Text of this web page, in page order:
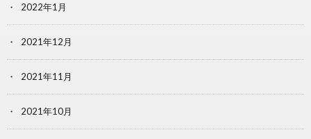
2022年1月
2021年12月
2021年11月
2021年10月